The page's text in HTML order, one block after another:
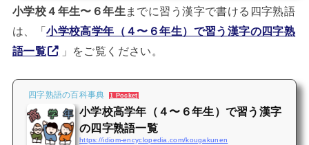
習うよく使う四字熟語は、小学生向けのよく使う四字熟語と意味一覧をご覧くだ
さい。当サイトの逆引き検索はこちらをお使いください。「あ行」の小...
小学校４年生〜６年生 までに習う漢字で書ける四字熟語
は、「小学校高学年（４〜６年生）で習う漢字の四字熟
語一覧
」をご覧ください。
四字熟語の百科事典 1 Pocket
小学校高学年（４〜６年生）で習う漢字
の四字熟語一覧
https://idiom-encyclopedia.com/kougakunen